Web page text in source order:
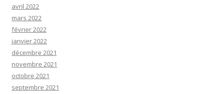
avril 2022
mars 2022
février 2022
janvier 2022
décembre 2021
novembre 2021
octobre 2021
septembre 2021